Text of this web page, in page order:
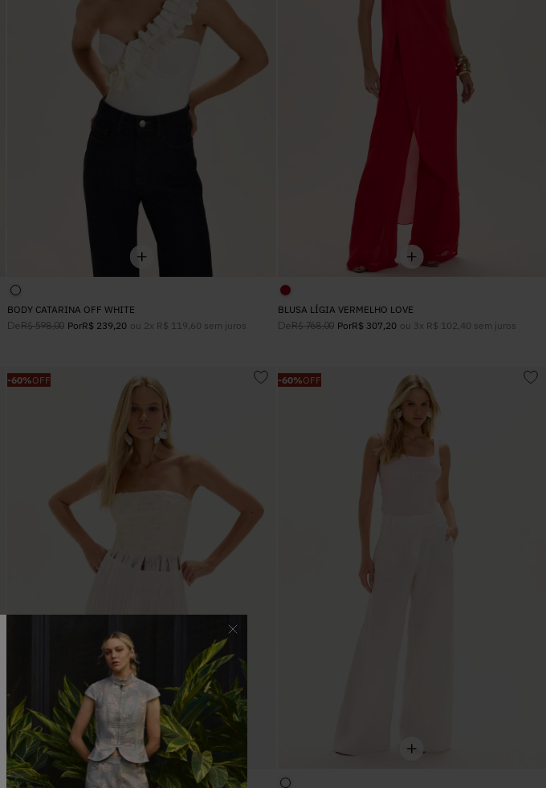
BODY CATARINA OFF WHITE
DeR$ 598,00 PorR$ 239,20 ou 2x R$ 119 60 sem juros
BLUSA LÍGIA VERMELHO LOVE
DeR$ 768,00 PorR$ 307,20 ou 3x R$ 102 40 sem juros
-60%OFF -60%OFF